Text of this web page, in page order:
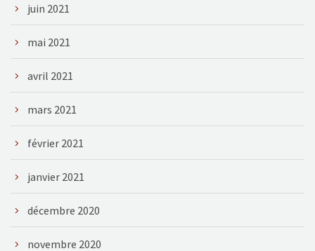
juin 2021
mai 2021
avril 2021
mars 2021
février 2021
janvier 2021
décembre 2020
novembre 2020